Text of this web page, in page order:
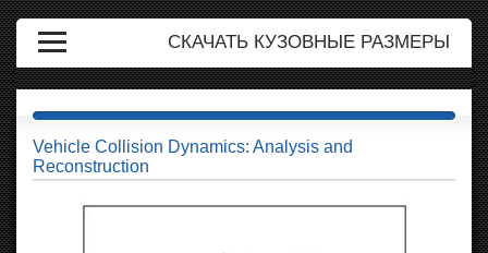
СКАЧАТЬ КУЗОВНЫЕ РАЗМЕРЫ
Vehicle Collision Dynamics: Analysis and
Reconstruction